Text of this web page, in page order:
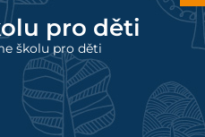
pro děti
školu pro děti